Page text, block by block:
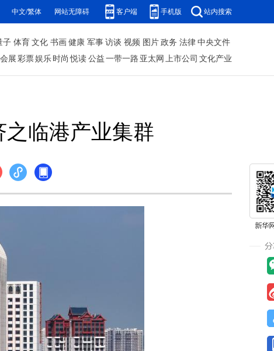
中文/繁体 网站无障碍 客户端 手机版 站内搜索
子 体育 文化 书画 健康 军事 访谈 视频 图片 政务 法律 中央文件
会展 彩票娱乐 时尚 悦读 公益 一带一路 亚太网 上市公司 文化产业
临港产业集群